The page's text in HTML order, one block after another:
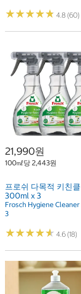
★★★★★
★★★★★ 4.8 (60)
21,990원
100㎖당 2,443원
프로쉬 다목적 키친
300ml x 3
Frosch Hygiene
3
★★★★★
★★★★★ 4.6 (18)